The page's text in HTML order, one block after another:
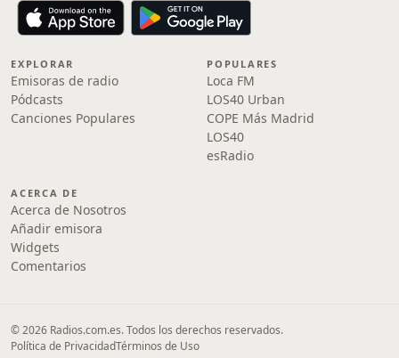
EXPLORAR
Emisoras de radio
Pódcasts
Canciones Populares
POPULARES
Loca FM
LOS40 Urban
COPE Más Madrid
LOS40
esRadio
ACERCA DE
Acerca de Nosotros
Añadir emisora
Widgets
Comentarios
© 2026 Radios.com.es. Todos los derechos reservados.
Política de PrivacidadTérminos de Uso